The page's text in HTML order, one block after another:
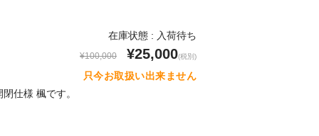
在庫状態 : 入荷待ち
¥100,000 ¥25,000(税別)
只今お取扱い出来ません
仕様 楓です。